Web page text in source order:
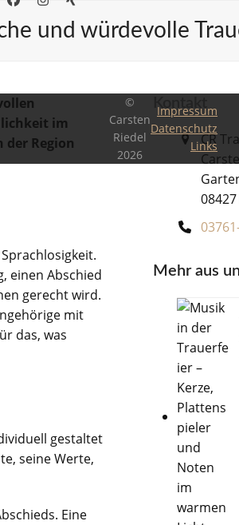
und würdevolle
im
Region
einen Abschied
gerecht wird.
mit
das, was
gestaltet
seine Werte,
Eine
Kontakt
CR
Mehr aus
©
Carsten
Riedel
2026
Impressum
Datenschutz
Links